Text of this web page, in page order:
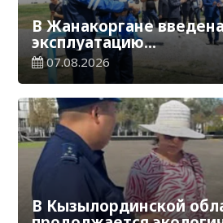
В Жанакоргане
эксплуатацию
07.08.2026
В Кызылординской